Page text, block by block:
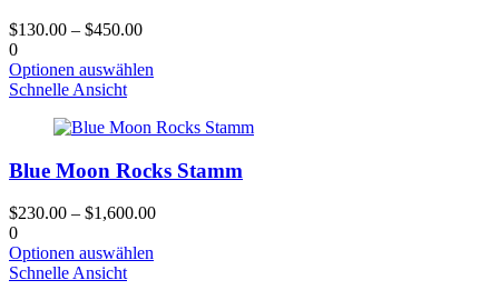
werden
$130.00 – $450.00
0
Optionen auswählen
mehrere
Die
können
Schnelle Ansicht
Blue Moon Rocks Stamm
$230.00 – $1,600.00
0
Optionen auswählen
Schnelle Ansicht